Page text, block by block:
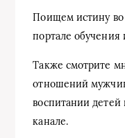
Поищем истину
портале обучения
Также смотрите
отношений
воспитании
канале.